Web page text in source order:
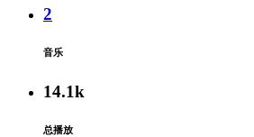
2
音乐
14.1k
总播放